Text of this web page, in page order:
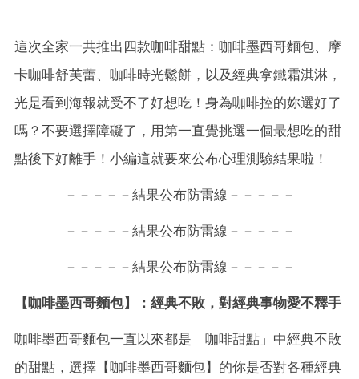
這次全家一共推出四款咖啡甜點：咖啡墨西哥麵包、摩
卡咖啡舒芙蕾、咖啡時光鬆餅，以及經典拿鐵霜淇淋，
光是看到海報就受不了好想吃！身為咖啡控的妳選好了
嗎？不要選擇障礙了，用第一直覺挑選一個最想吃的甜
點後下好離手！小編這就要來公布心理測驗結果啦！
－－－－－結果公布防雷線－－－－－
－－－－－結果公布防雷線－－－－－
－－－－－結果公布防雷線－－－－－
【咖啡墨西哥麵包】：經典不敗，對經典事物愛不釋手
咖啡墨西哥麵包一直以來都是「咖啡甜點」中經典不敗
的甜點，選擇【咖啡墨西哥麵包】的你是否對各種經典